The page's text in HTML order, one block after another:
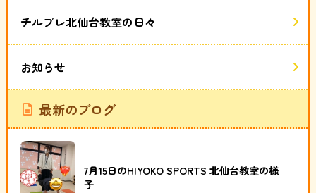
チルプレ北仙台教室の日々
お知らせ
最新のブログ
7月15日のHIYOKO SPORTS 北仙台教室の様
子